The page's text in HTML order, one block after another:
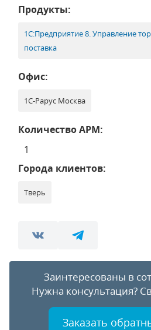
Продукты:
1С:Предприятие 8. Управление
поставка
Офис:
1С-Рарус Москва
Количество АРМ:
1
Города клиентов:
Тверь
Заинтересованы в
Нужна консультация?
Заказать